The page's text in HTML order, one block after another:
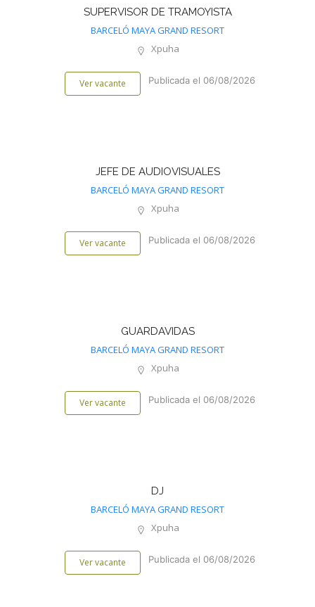
SUPERVISOR DE TRAMOYISTA
BARCELÓ MAYA GRAND RESORT
Xpuha
Ver vacante Publicada el 06/08/2026
JEFE DE AUDIOVISUALES
BARCELÓ MAYA GRAND RESORT
Xpuha
Ver vacante Publicada el 06/08/2026
GUARDAVIDAS
BARCELÓ MAYA GRAND RESORT
Xpuha
Ver vacante Publicada el 06/08/2026
DJ
BARCELÓ MAYA GRAND RESORT
Xpuha
Ver vacante Publicada el 06/08/2026